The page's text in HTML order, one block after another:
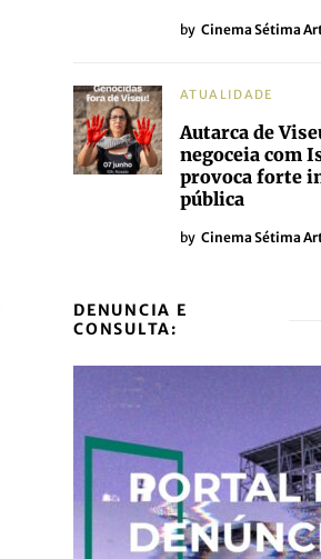
by Cinema Sétima
ATUALIDADE
Autarca de
negoceia com
provoca forte
pública
by Cinema Sétima
DENUNCIA E
CONSULTA: